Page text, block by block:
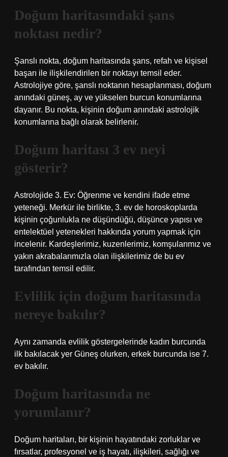
Doğum haritasındaki şans
noktası nedir?
Şanslı nokta, doğum haritasında şans, refah ve kişisel
başarı ile ilişkilendirilen bir noktayı temsil eder.
Astrolojiye göre, şanslı noktanın hesaplanması, doğum
anındaki güneş, ay ve yükselen burcun konumlarına
dayanır. Bu nokta, kişinin doğum anındaki astrolojik
konumlarına bağlı olarak belirlenir.
Doğum haritası 3 ev neyi
gösterir?
Astrolojide 3. Ev: Öğrenme ve kendini ifade etme
yeteneği. Merkür ile birlikte, 3. ev de horoskoplarda
kişinin çoğunlukla ne düşündüğü, düşünce yapısı ve
entelektüel yetenekleri hakkında yorum yapmak için
incelenir. Kardeşlerimiz, kuzenlerimiz, komşularımız ve
yakın akrabalarımızla olan ilişkilerimiz de bu ev
tarafından temsil edilir.
Evlilik için doğum haritasında
nereye bakılır?
Aynı zamanda evlilik göstergelerinde kadın burcunda
ilk bakılacak yer Güneş olurken, erkek burcunda ise 7.
ev bakılır.
Doğum haritasında ne
yorumlanır?
Doğum haritaları, bir kişinin hayatındaki zorluklar ve
fırsatlar, profesyonel ve iş hayatı, ilişkileri, sağlığı ve